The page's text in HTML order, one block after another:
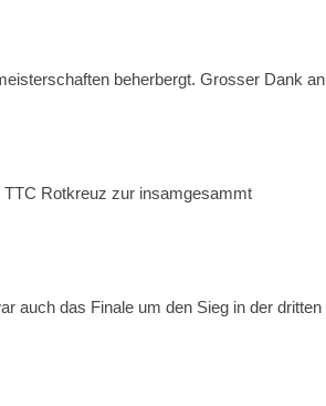
beherbergt. Grosser Dank an
TTC Rotkreuz zur insamgesammt
auch das Finale um den Sieg in der dritten